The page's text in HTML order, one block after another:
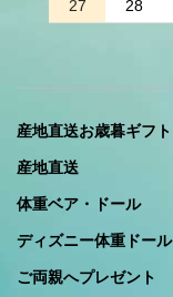
27
28
産地直送お歳暮ギフト
産地直送
体重ベア・ドール
ディズニー体重ドール
ご両親へプレゼント